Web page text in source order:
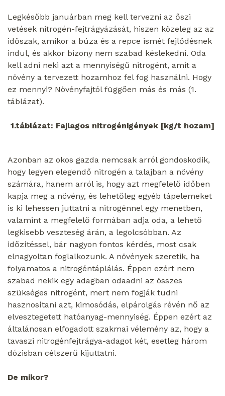
Legkésőbb januárban meg kell tervezni az őszi
vetések nitrogén-fejtrágyázását, hiszen közeleg az az
időszak, amikor a búza és a repce ismét fejlődésnek
indul, és akkor bizony nem szabad késlekedni. Oda
kell adni neki azt a mennyiségű nitrogént, amit a
növény a tervezett hozamhoz fel fog használni. Hogy
ez mennyi? Növényfajtól függően más és más (1.
táblázat).
1.táblázat: Fajlagos nitrogénigények [kg/t hozam]
Azonban az okos gazda nemcsak arról gondoskodik,
hogy legyen elegendő nitrogén a talajban a növény
számára, hanem arról is, hogy azt megfelelő időben
kapja meg a növény, és lehetőleg egyéb tápelemeket
is ki lehessen juttatni a nitrogénnel egy menetben,
valamint a megfelelő formában adja oda, a lehető
legkisebb veszteség árán, a legolcsóbban. Az
időzítéssel, bár nagyon fontos kérdés, most csak
elnagyoltan foglalkozunk. A növények szeretik, ha
folyamatos a nitrogéntáplálás. Éppen ezért nem
szabad nekik egy adagban odaadni az összes
szükséges nitrogént, mert nem fogják tudni
hasznosítani azt, kimosódás, elpárolgás révén nő az
elvesztegetett hatóanyag-mennyiség. Éppen ezért az
általánosan elfogadott szakmai vélemény az, hogy a
tavaszi nitrogénfejtrágya-adagot két, esetleg három
dózisban célszerű kijuttatni.
De mikor?